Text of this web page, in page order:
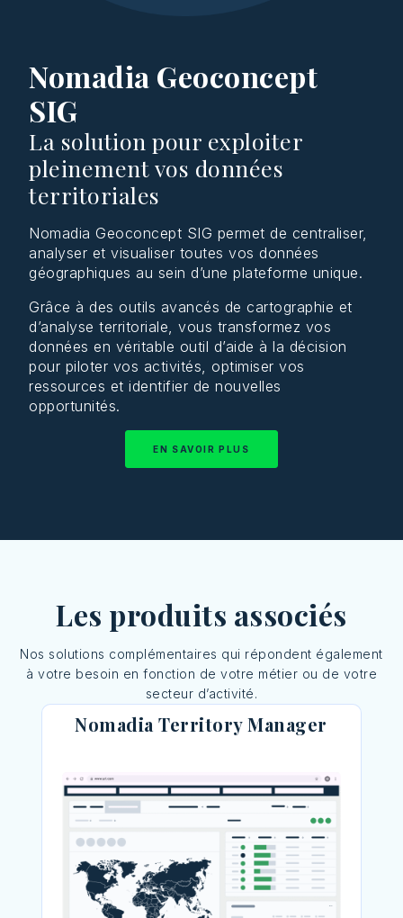
Nomadia Geoconcept
SIG
La solution pour exploiter
pleinement vos données
territoriales
Nomadia Geoconcept SIG permet de centraliser,
analyser et visualiser toutes vos données
géographiques au sein d’une plateforme unique.
Grâce à des outils avancés de cartographie et
d’analyse territoriale, vous transformez vos
données en véritable outil d’aide à la décision
pour piloter vos activités, optimiser vos
ressources et identifier de nouvelles
opportunités.
EN SAVOIR PLUS
Les produits associés
Nos solutions complémentaires qui répondent également
à votre besoin en fonction de votre métier ou de votre
secteur d’activité.
Nomadia Territory Manager